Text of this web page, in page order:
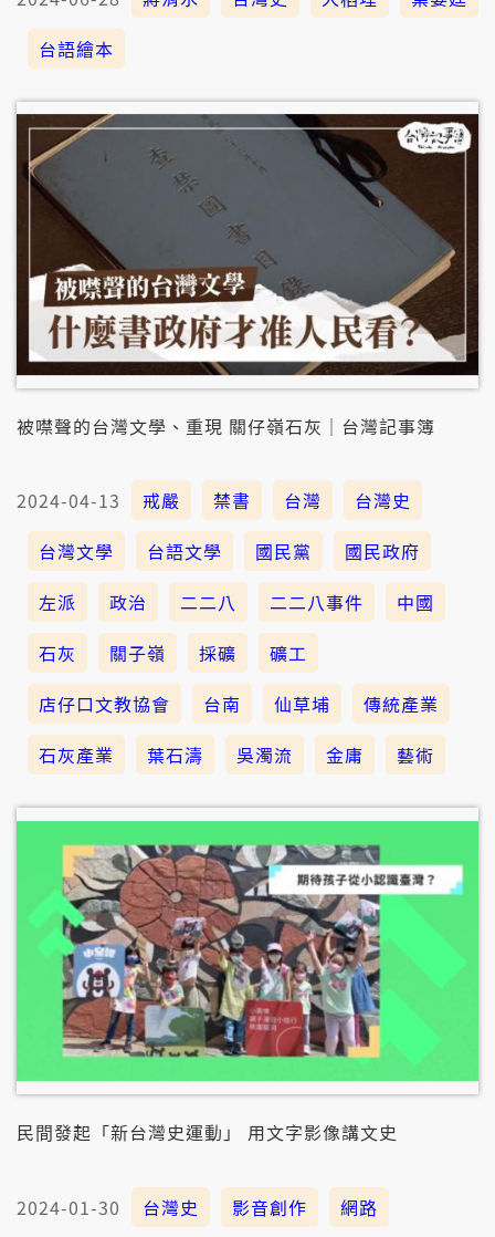
台語繪本
被噤聲的台灣文學、重現 關仔嶺石灰｜台灣記事簿
2024-04-13 戒嚴 禁書 台灣
台灣史
台灣文學
台語文學 國民黨
國民政府
左派
政治 二二八 二二八事件
中國
石灰
關子嶺 採礦
礦工
店仔口文教協會
台南 仙草埔
傳統產業
石灰產業
葉石濤 吳濁流 金庸 藝術
民間發起「新台灣史運動」 用文字影像講文史
2024-01-30 台灣史 影音創作 網路